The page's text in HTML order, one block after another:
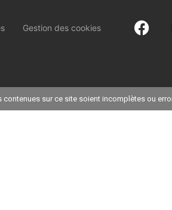
Gestion des cookies
sur ce site soient incomplètes ou